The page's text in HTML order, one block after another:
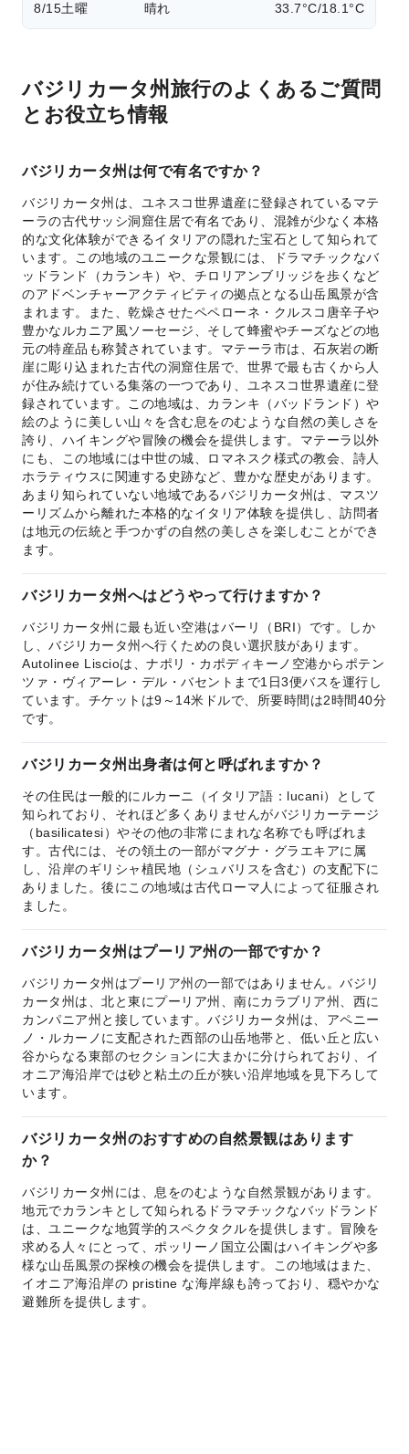
8/15土曜 晴れ 33.7°C/18.1°C
バジリカータ州旅行のよくあるご質問
とお役立ち情報
バジリカータ州は何で有名ですか？
バジリカータ州は、ユネスコ世界遺産に登録されているマテ
ーラの古代サッシ洞窟住居で有名であり、混雑が少なく本格
的な文化体験ができるイタリアの隠れた宝石として知られて
います。この地域のユニークな景観には、ドラマチックなバ
ッドランド（カランキ）や、チロリアンブリッジを歩くなど
のアドベンチャーアクティビティの拠点となる山岳風景が含
まれます。また、乾燥させたペペローネ・クルスコ唐辛子や
豊かなルカニア風ソーセージ、そして蜂蜜やチーズなどの地
元の特産品も称賛されています。マテーラ市は、石灰岩の断
崖に彫り込まれた古代の洞窟住居で、世界で最も古くから人
が住み続けている集落の一つであり、ユネスコ世界遺産に登
録されています。この地域は、カランキ（バッドランド）や
絵のように美しい山々を含む息をのむような自然の美しさを
誇り、ハイキングや冒険の機会を提供します。マテーラ以外
にも、この地域には中世の城、ロマネスク様式の教会、詩人
ホラティウスに関連する史跡など、豊かな歴史があります。
あまり知られていない地域であるバジリカータ州は、マスツ
ーリズムから離れた本格的なイタリア体験を提供し、訪問者
は地元の伝統と手つかずの自然の美しさを楽しむことができ
ます。
バジリカータ州へはどうやって行けますか？
バジリカータ州に最も近い空港はバーリ（BRI）です。しか
し、バジリカータ州へ行くための良い選択肢があります。
Autolinee Liscioは、ナポリ・カポディキーノ空港からポテン
ツァ・ヴィアーレ・デル・バセントまで1日3便バスを運行し
ています。チケットは9～14米ドルで、所要時間は2時間40分
です。
バジリカータ州出身者は何と呼ばれますか？
その住民は一般的にルカーニ（イタリア語：lucani）として
知られており、それほど多くありませんがバジリカーテージ
（basilicatesi）やその他の非常にまれな名称でも呼ばれま
す。古代には、その領土の一部がマグナ・グラエキアに属
し、沿岸のギリシャ植民地（シュバリスを含む）の支配下に
ありました。後にこの地域は古代ローマ人によって征服され
ました。
バジリカータ州はプーリア州の一部ですか？
バジリカータ州はプーリア州の一部ではありません。バジリ
カータ州は、北と東にプーリア州、南にカラブリア州、西に
カンパニア州と接しています。バジリカータ州は、アペニー
ノ・ルカーノに支配された西部の山岳地帯と、低い丘と広い
谷からなる東部のセクションに大まかに分けられており、イ
オニア海沿岸では砂と粘土の丘が狭い沿岸地域を見下ろして
います。
バジリカータ州のおすすめの自然景観はあります
か？
バジリカータ州には、息をのむような自然景観があります。
地元でカランキとして知られるドラマチックなバッドランド
は、ユニークな地質学的スペクタクルを提供します。冒険を
求める人々にとって、ポッリーノ国立公園はハイキングや多
様な山岳風景の探検の機会を提供します。この地域はまた、
イオニア海沿岸の pristine な海岸線も誇っており、穏やかな
避難所を提供します。